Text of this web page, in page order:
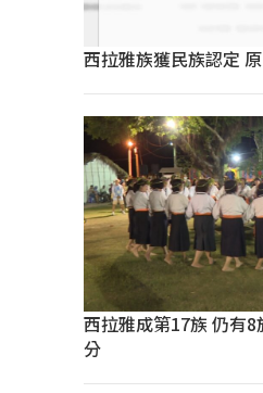
西拉雅族獲民族認定
西拉雅成第17族 仍有
分